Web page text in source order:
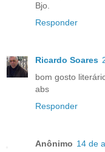
Bjo.
Responder
Ricardo Soares
bom gosto
abs
Responder
Anônimo 14 de